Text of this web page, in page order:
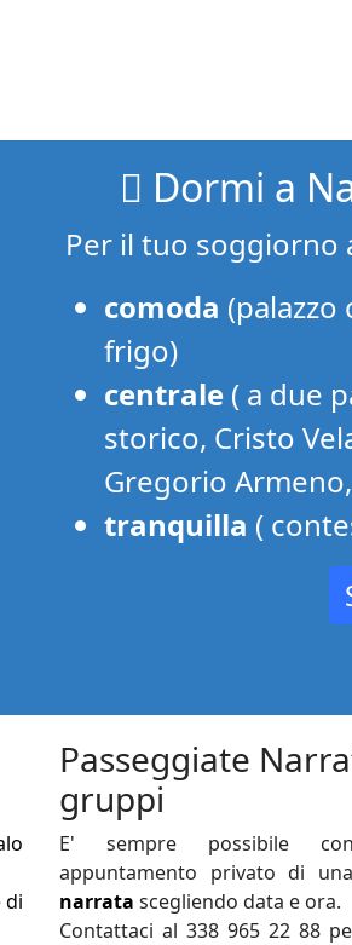
Dormi a
Per il tuo soggiorno
comoda (palazzo
frigo)
centrale ( a due
storico, Cristo
Gregorio
tranquilla (
di
Passeggiate
gruppi
E' sempre possibile
appuntamento privato di una
narrata scegliendo data e ora.
Contattaci al 338 965 22 88